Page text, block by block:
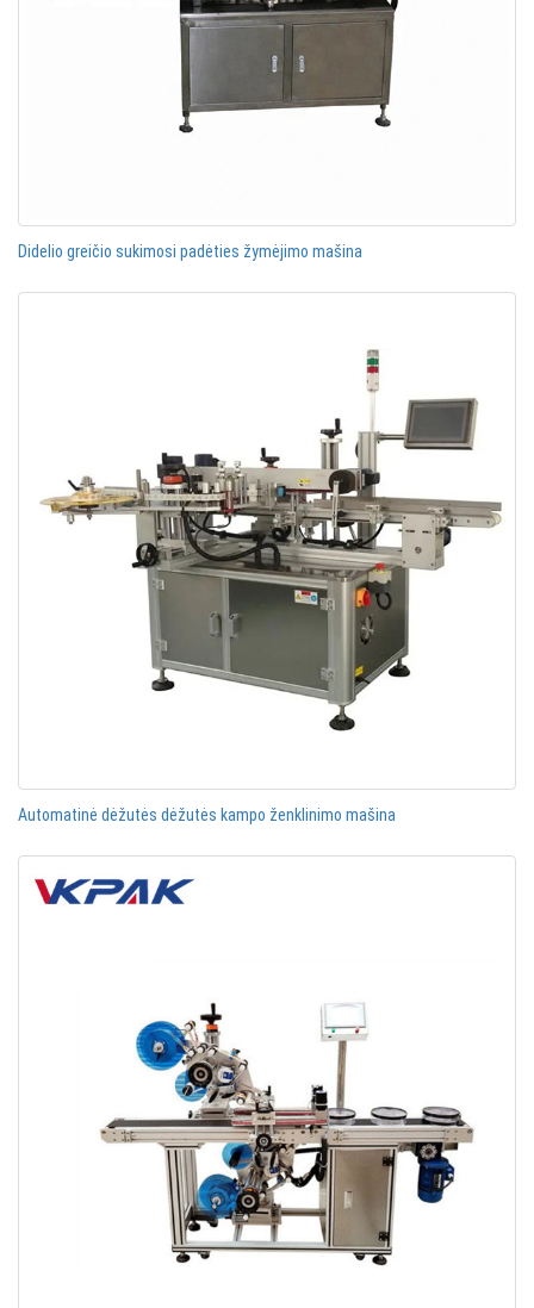
Didelio greičio sukimosi padėties žymėjimo mašina
Automatinė dėžutės dėžutės kampo ženklinimo mašina